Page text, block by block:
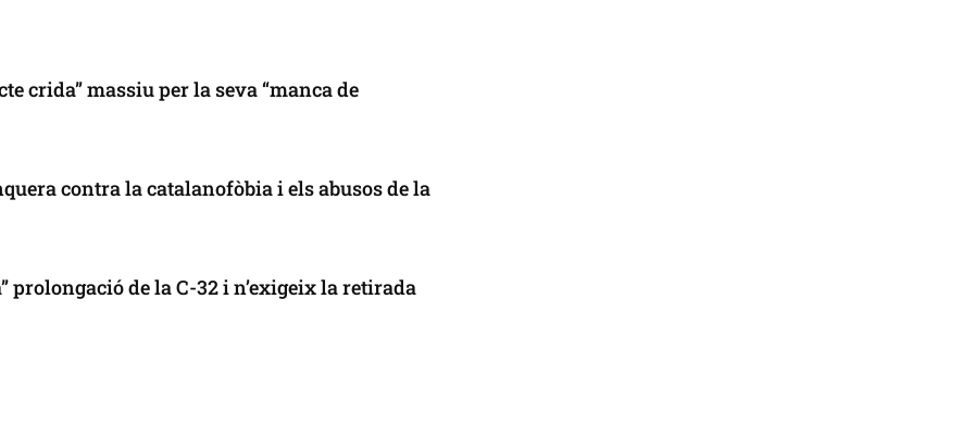
crida” massiu per la seva “manca de
contra la catalanofòbia i els abusos de la
prolongació de la C-32 i n’exigeix la retirada